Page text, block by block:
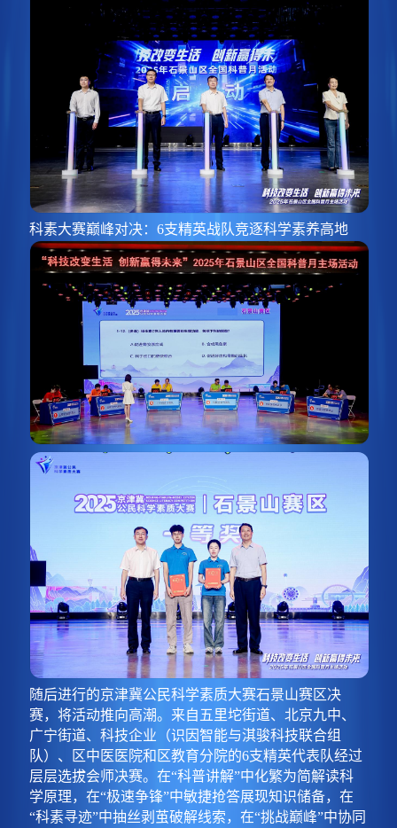
科素大赛巅峰对决：6支精英战队竞逐科学素养高地
随后进行的京津冀公民科学素质大赛石景山赛区决
赛，将活动推向高潮。来自五里坨街道、北京九中、
广宁街道、科技企业（识因智能与淇骏科技联合组
队）、区中医医院和区教育分院的6支精英代表队经过
层层选拔会师决赛。在“科普讲解”中化繁为简解读科
学原理，在“极速争锋”中敏捷抢答展现知识储备，在
“科素寻迹”中抽丝剥茧破解线索，在“挑战巅峰”中协同